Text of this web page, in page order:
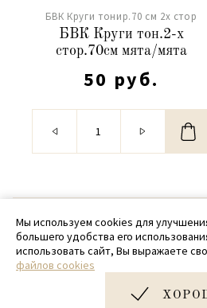
БВК Круги тонир.70 см 2х стор
БВК Круги тон.2-х
стор.70см мята/мята
50 руб.
© 2020 - 2026
+ 7 (918)
Дизайн и разработка
Мы используем cookies для
большего удобства его
использовать сайт, Вы выражаете
файлов cookies